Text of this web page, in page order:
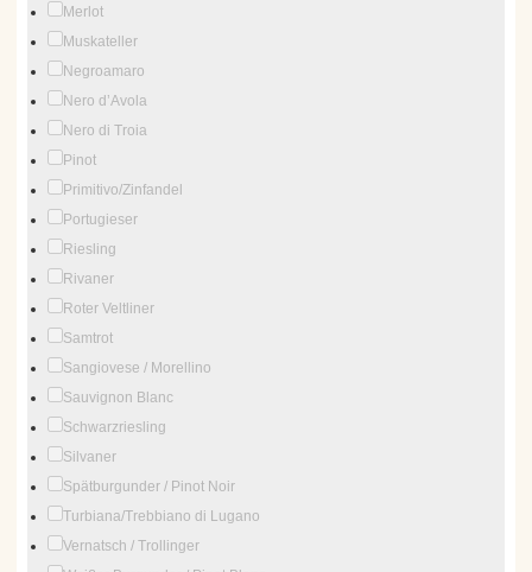
Merlot
Muskateller
Negroamaro
Nero d’Avola
Nero di Troia
Pinot
Primitivo/Zinfandel
Portugieser
Riesling
Rivaner
Roter Veltliner
Samtrot
Sangiovese / Morellino
Sauvignon Blanc
Schwarzriesling
Silvaner
Spätburgunder / Pinot Noir
Turbiana/Trebbiano di Lugano
Vernatsch / Trollinger